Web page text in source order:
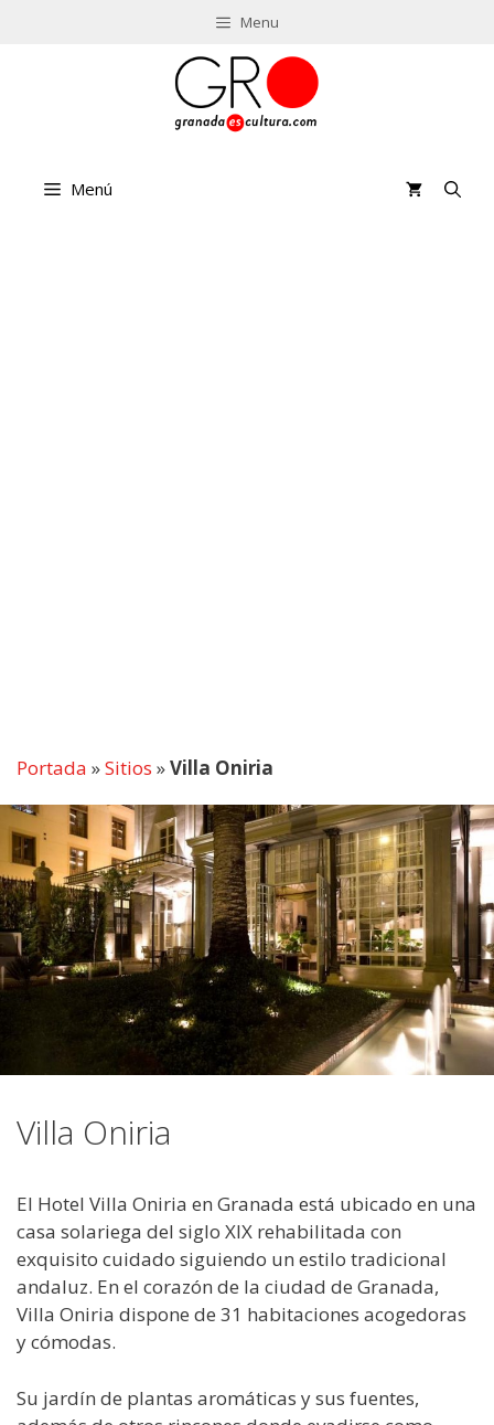
Menu
Menú
Portada »Sitios »Villa Oniria
Villa Oniria
El Hotel Villa Oniria en Granada está ubicado en una
casa solariega del siglo XIX rehabilitada con
exquisito cuidado siguiendo un estilo tradicional
andaluz. En el corazón de la ciudad de Granada,
Villa Oniria dispone de 31 habitaciones acogedoras
y cómodas.
Su jardín de plantas aromáticas y sus fuentes,